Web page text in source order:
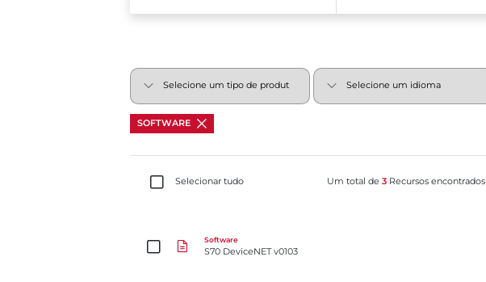
SOFTWARE
Selecionar tudo Um total de3 Recursos encontrados
Software
S70 DeviceNET v0103